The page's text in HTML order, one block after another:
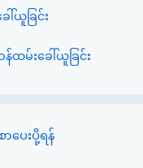
ါ်ယူခြင်း
ထမ်းခေါ်ယူခြင်း
ပေးပို့ရန်